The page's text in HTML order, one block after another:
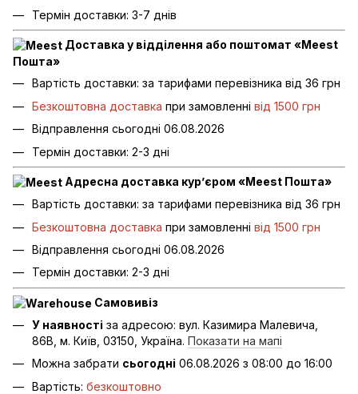
Термін доставки: 3-7 днів
Доставка у відділення або поштомат «Meest
Пошта»
Вартість доставки: за тарифами перевізника від 36 грн
Безкоштовна доставка при замовленні від 1500 грн
Відправлення сьогодні 06.08.2026
Термін доставки: 2-3 дні
Адресна доставка кур’єром «Meest Пошта»
Вартість доставки: за тарифами перевізника від 36 грн
Безкоштовна доставка при замовленні від 1500 грн
Відправлення сьогодні 06.08.2026
Термін доставки: 2-3 дні
Самовивіз
У наявності за адресою: вул. Казимира Малевича,
86В, м. Київ, 03150, Україна. Показати на мапі
Можна забрати сьогодні 06.08.2026 з 08:00 до 16:00
Вартість: безкоштовно